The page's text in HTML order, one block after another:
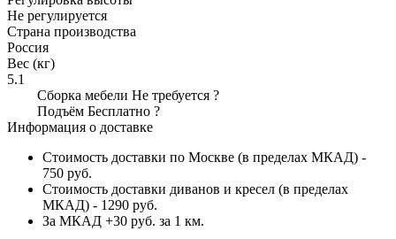
Не регулируется
Страна производства
Россия
Вес (кг)
5.1
Сборка мебели Не требуется ?
Подъём Бесплатно ?
Информация о доставке
Стоимость доставки по Москве (в пределах МКАД) -
750 руб.
Стоимость доставки диванов и кресел (в пределах
МКАД) - 1290 руб.
За МКАД +30 руб. за 1 км.